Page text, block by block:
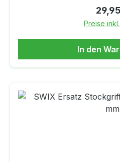
Preise
In den